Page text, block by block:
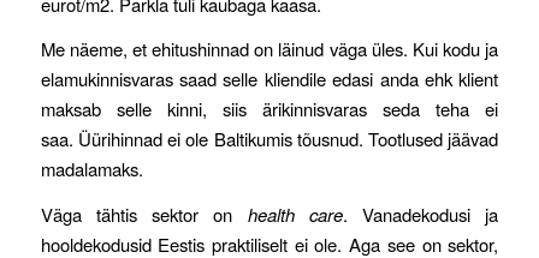
Me näeme, et ehitushinnad on läinud väga üles. Kui kodu ja
elamukinnisvaras saad selle kliendile edasi anda ehk klient
maksab selle kinni, siis ärikinnisvaras seda teha ei
saa. Üürihinnad ei ole Baltikumis tõusnud. Tootlused jäävad
madalamaks.
Väga tähtis sektor on health care. Vanadekodusi ja
hooldekodusid Eestis praktiliselt ei ole. Aga see on sektor,